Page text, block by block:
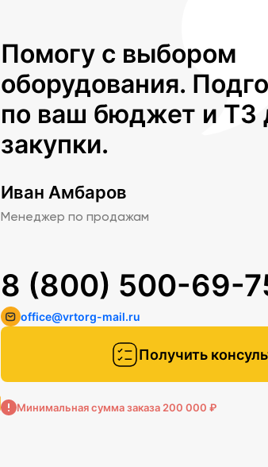
Помогу с выбором
оборудования.
по ваш бюджет и ТЗ
закупки.
Иван Амбаров
Менеджер по продажам
Получить
8 (800) 500-69-
office@vrtorg-mail.ru
Минимальная сумма заказа 200 000 ₽